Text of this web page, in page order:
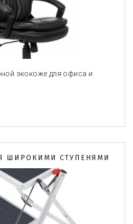
экокоже для офиса и
ШИРОКИМИ СТУПЕНЯМИ